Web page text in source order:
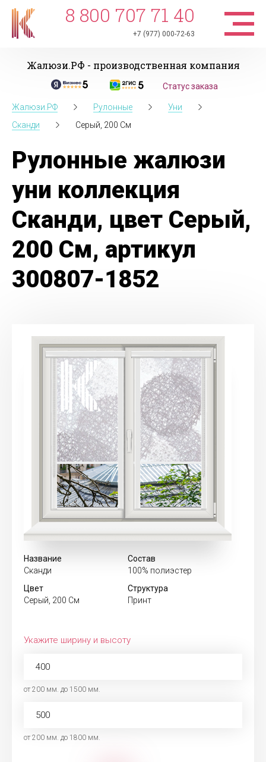
8 800 707 71 40
+7 (977) 000-72-63
Жалюзи.РФ - производственная компания
Статус заказа
Жалюзи.РФ Рулонные
Уни
Сканди
Серый, 200 См
Рулонные жалюзи
уни коллекция
Сканди, цвет Серый,
200 См, артикул
300807-1852
Название
Сканди
Состав
100% полиэстер
Цвет
Серый, 200 См
Структура
Принт
Укажите ширину и высоту
от 200 мм. до 1500 мм.
от 200 мм. до 1800 мм.